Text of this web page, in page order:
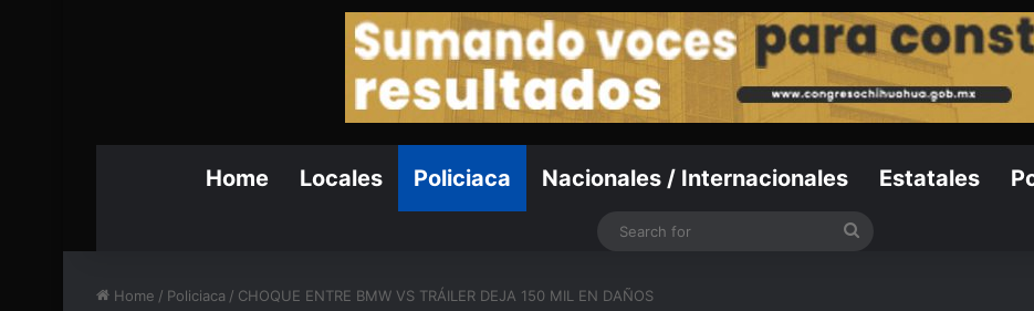
Home Locales Policiaca Nacionales / Internacionales Estatales
Search
Home / Policiaca / CHOQUE ENTRE BMW VS TRÁILER DEJA 150 MIL EN DAÑOS